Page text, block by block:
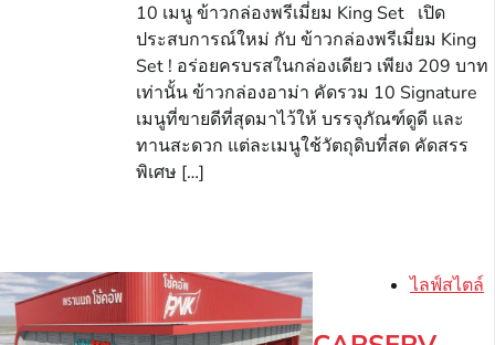
10 เมนู ข้าวกล่องพรีเมี่ยม King Set เปิด
ประสบการณ์ใหม่ กับ ข้าวกล่องพรีเมี่ยม King
Set ! อร่อยครบรสในกล่องเดียว เพียง 209 บาท
เท่านั้น ข้าวกล่องอาม่า คัดรวม 10 Signature
เมนูที่ขายดีที่สุดมาไว้ให้ บรรจุภัณฑ์ดูดี และ
ทานสะดวก แต่ละเมนูใช้วัตถุดิบที่สด คัดสรร
พิเศษ […]
ไลฟ์สไตล์